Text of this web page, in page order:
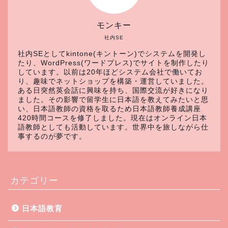
社内SE
モンキー
社内SEとしてkintone(キントーン)でシステムを開発し
たり、WordPress(ワードプレス)でサイトを制作したり
しています。以前は20年ほどシステム会社で働いてお
り、趣味でネットショップを構築・運営していました。
ある日突然英会話に興味を持ち、国際交流が好きになり
ました。その影響で留学生に日本語を教えてみたいと思
い、日本語教師の資格を取るため日本語教師養成講座
420時間コースを修了しました。現在はオンライン日本
語教師としても活動しています。世界中を旅しながら仕
事するのが夢です。
カテゴリー
日本語教育